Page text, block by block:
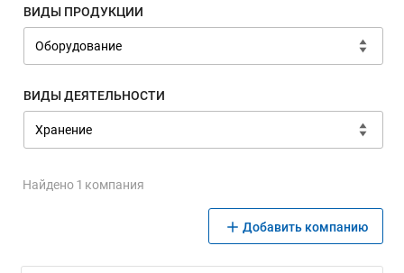
ВИДЫ ПРОДУКЦИИ
ВИДЫ ДЕЯТЕЛЬНОСТИ
Найдено 1 компания
Добавить компанию